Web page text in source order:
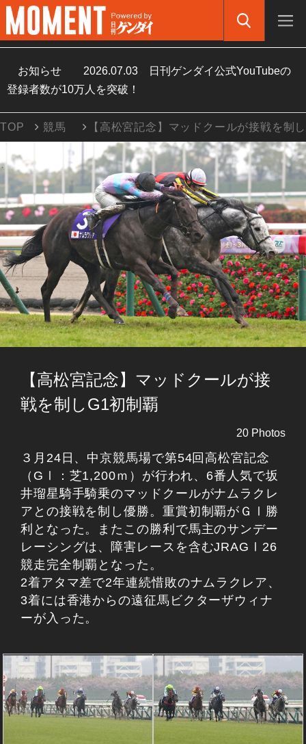
お知らせ 2026.07.03
日刊ゲンダイ公式YouTubeの
登録者数が10万人を突破！
TOP 競馬 【高松宮記念】マッドクールが接戦を制
【高松宮記念】マッドクールが接
戦を制しG1初制覇
20 Photos
３月24日、中京競馬場で第54回高松宮記念
（GⅠ：芝1,200ｍ）が行われ、6番人気で坂
井瑠星騎手騎乗のマッドクールがナムラクレ
アとの接戦を制し優勝。重賞初制覇がＧⅠ勝
利となった。またこの勝利で馬主のサンデー
レーシングは、障害レースを含むJRAGⅠ26
競走完全制覇となった。
2着アタマ差で2年連続惜敗のナムラクレア、
3着には香港からの遠征馬ビクターザウィナ
ーが入った。